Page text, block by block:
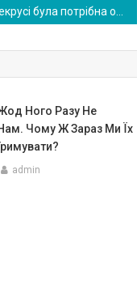
Ного Разу Не
Чому Ж Зараз Ми Їх
admin